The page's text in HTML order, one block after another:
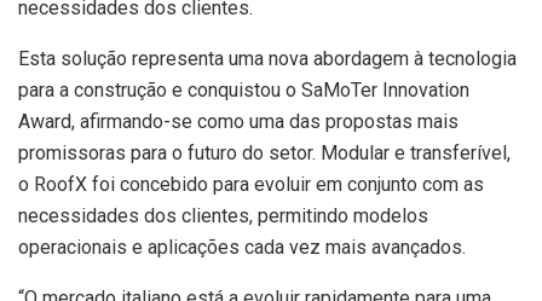
necessidades dos clientes.
Esta solução representa uma nova abordagem à tecnologia
para a construção e conquistou o SaMoTer Innovation
Award, afirmando-se como uma das propostas mais
promissoras para o futuro do setor. Modular e transferível,
o RoofX foi concebido para evoluir em conjunto com as
necessidades dos clientes, permitindo modelos
operacionais e aplicações cada vez mais avançados.